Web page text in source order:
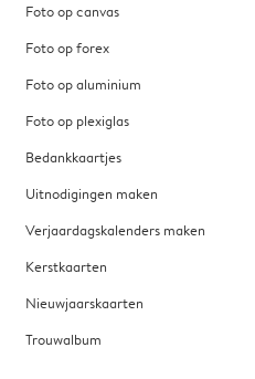
Foto op canvas
Foto op forex
Foto op aluminium
Foto op plexiglas
Bedankkaartjes
Uitnodigingen maken
Verjaardagskalenders maken
Kerstkaarten
Nieuwjaarskaarten
Trouwalbum